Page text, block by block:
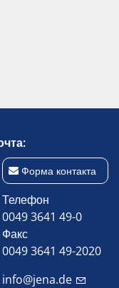
Форма контакта
Телефон
0049 3641 49-0
Факс
0049 3641 49-2020
info@jena.de